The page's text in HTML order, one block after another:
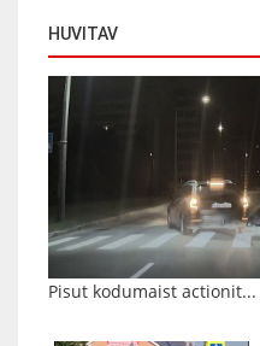
HUVITAV
Pisut kodumaist actionit...